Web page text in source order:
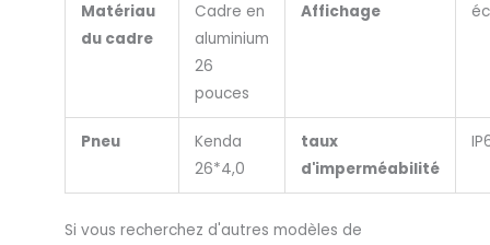
Matériau
du cadre
Cadre en
aluminium
26
pouces
Affichage
Pneu
Kenda
26*4,0
taux
d'imperméabilité
Si vous recherchez d'autres modèles de